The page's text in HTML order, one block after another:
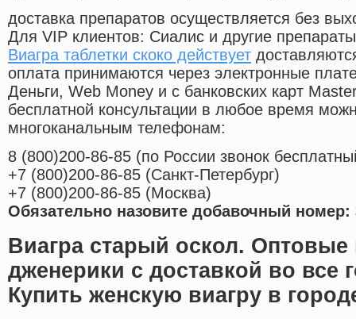
доставка препаратов осуществляется без
Для VIP клиентов: Сиалис и другие
Виагра таблетки скоко действует
оплата принимаются через электронные
Деньги, Web Money и с банковских карт
бесплатной консультации в любое время
многоканальным телефонам:
8 (800)200-86-85 (по России звонок
+7 (800)200-86-85 (Санкт-Петербург)
+7 (800)200-86-85 (Москва)
Обязательно назовите добавочный номер:
Виагра старый оскол.
дженерики с доставкой во все
Купить женскую виагру в